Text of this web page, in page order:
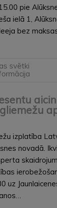
pie
ielā 1,
bez
svētki
izplatība
novadā.
uz